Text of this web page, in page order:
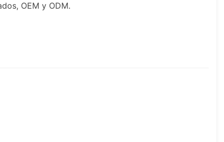
OEM y ODM.